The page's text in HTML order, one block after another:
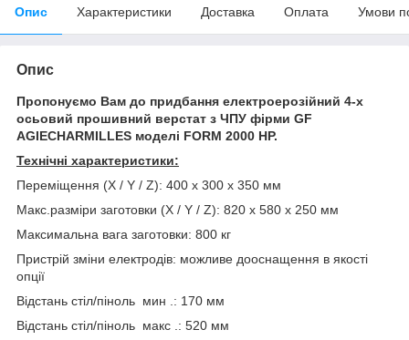
Опис Характеристики Доставка Оплата Умови
Опис
Пропонуємо Вам до придбання електроерозійний 4-х
осьовий прошивний верстат з ЧПУ фірми GF
AGIECHARMILLES моделі FORM 2000 HP.
Технічні характеристики:
Переміщення (X / Y / Z): 400 x 300 x 350 мм
Макс.разміри заготовки (X / Y / Z): 820 x 580 x 250 мм
Максимальна вага заготовки: 800 кг
Пристрій зміни електродів: можливе дооснащення в якості
опції
Відстань стіл/піноль мин .: 170 мм
Відстань стіл/піноль макс .: 520 мм